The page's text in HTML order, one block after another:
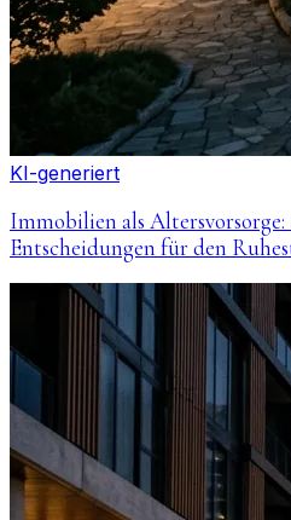
KI-generiert
Immobilien als Altersvorsorge:
Entscheidungen für den